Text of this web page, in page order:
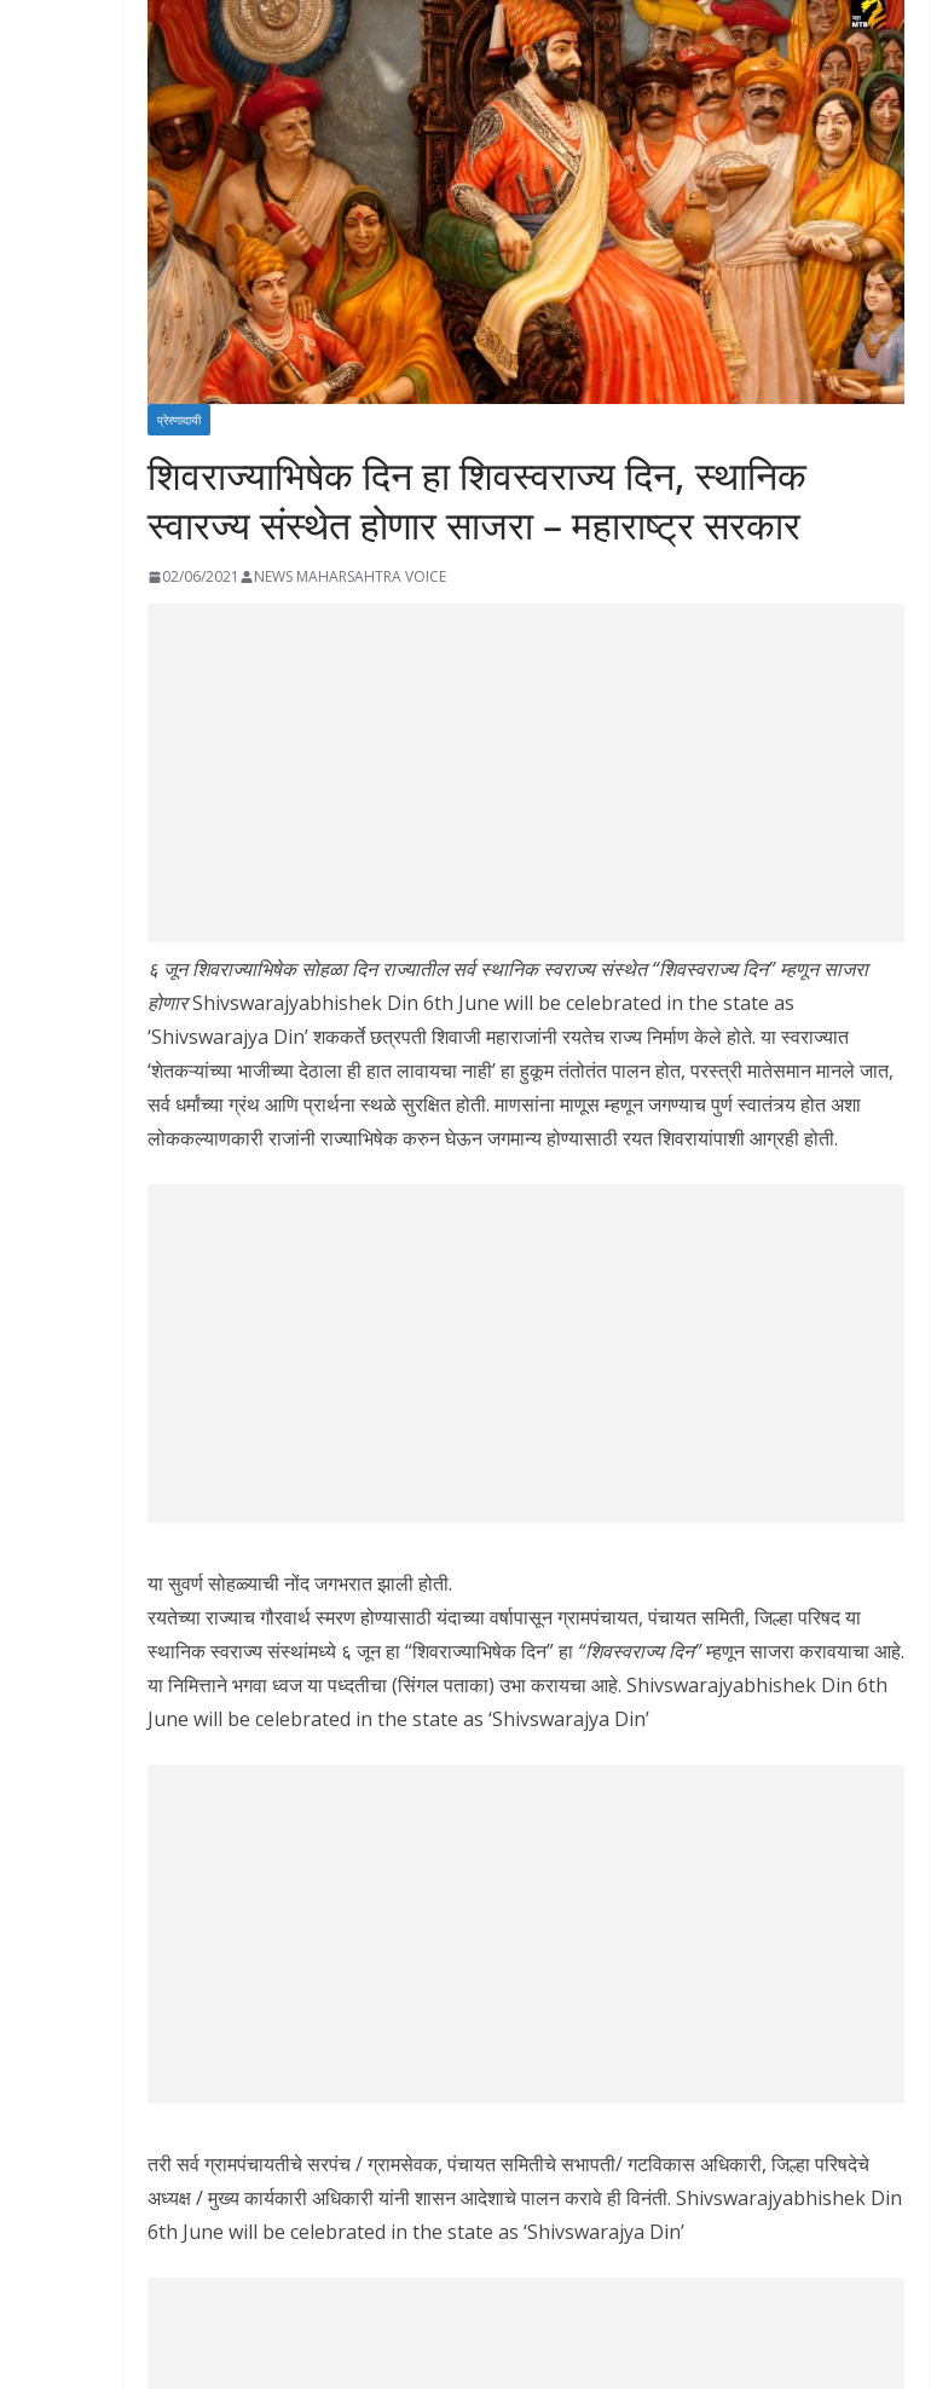
प्रेरणादायी
शिवराज्याभिषेक दिन हा शिवस्वराज्य दिन, स्थानिक
स्वारज्य संस्थेत होणार साजरा – महाराष्ट्र सरकार
02/06/2021 NEWS MAHARSAHTRA VOICE
६ जून शिवराज्याभिषेक सोहळा दिन राज्यातील सर्व स्थानिक स्वराज्य संस्थेत “शिवस्वराज्य दिन” म्हणून साजरा
होणारShivswarajyabhishek Din 6th June will be celebrated in the state as
‘Shivswarajya Din’ शककर्ते छत्रपती शिवाजी महाराजांनी रयतेच राज्य निर्माण केले होते. या स्वराज्यात
‘शेतकऱ्यांच्या भाजीच्या देठाला ही हात लावायचा नाही’ हा हुकूम तंतोतंत पालन होत, परस्त्री मातेसमान मानले जात,
सर्व धर्मांच्या ग्रंथ आणि प्रार्थना स्थळे सुरक्षित होती. माणसांना माणूस म्हणून जगण्याच पुर्ण स्वातंत्र्य होत अशा
लोककल्याणकारी राजांनी राज्याभिषेक करुन घेऊन जगमान्य होण्यासाठी रयत शिवरायांपाशी आग्रही होती.
या सुवर्ण सोहळ्याची नोंद जगभरात झाली होती.
रयतेच्या राज्याच गौरवार्थ स्मरण होण्यासाठी यंदाच्या वर्षापासून ग्रामपंचायत, पंचायत समिती, जिल्हा परिषद या
स्थानिक स्वराज्य संस्थांमध्ये ६ जून हा “शिवराज्याभिषेक दिन” हा “शिवस्वराज्य दिन”म्हणून साजरा करावयाचा आहे.
या निमित्ताने भगवा ध्वज या पध्दतीचा (सिंगल पताका) उभा करायचा आहे. Shivswarajyabhishek Din 6th
June will be celebrated in the state as ‘Shivswarajya Din’
तरी सर्व ग्रामपंचायतीचे सरपंच / ग्रामसेवक, पंचायत समितीचे सभापती/ गटविकास अधिकारी, जिल्हा परिषदेचे
अध्यक्ष / मुख्य कार्यकारी अधिकारी यांनी शासन आदेशाचे पालन करावे ही विनंती. Shivswarajyabhishek Din
6th June will be celebrated in the state as ‘Shivswarajya Din’